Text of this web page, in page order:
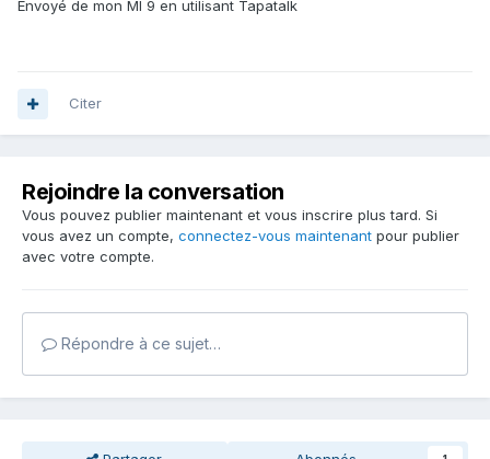
Envoyé de mon MI 9 en utilisant Tapatalk
Citer
Rejoindre la conversation
Vous pouvez publier maintenant et vous inscrire plus tard. Si
vous avez un compte, connectez-vous maintenant pour publier
avec votre compte.
Répondre à ce sujet…